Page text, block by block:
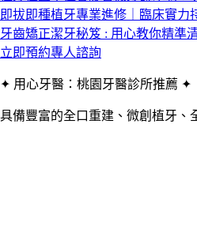
即拔即種植牙專業進修｜臨床實力
牙齒矯正潔牙秘笈 : 用心教你精準
立即預約專人諮詢
✦ 用心牙醫：桃園牙醫診所推薦 ✦
具備豐富的全口重建、微創植牙、